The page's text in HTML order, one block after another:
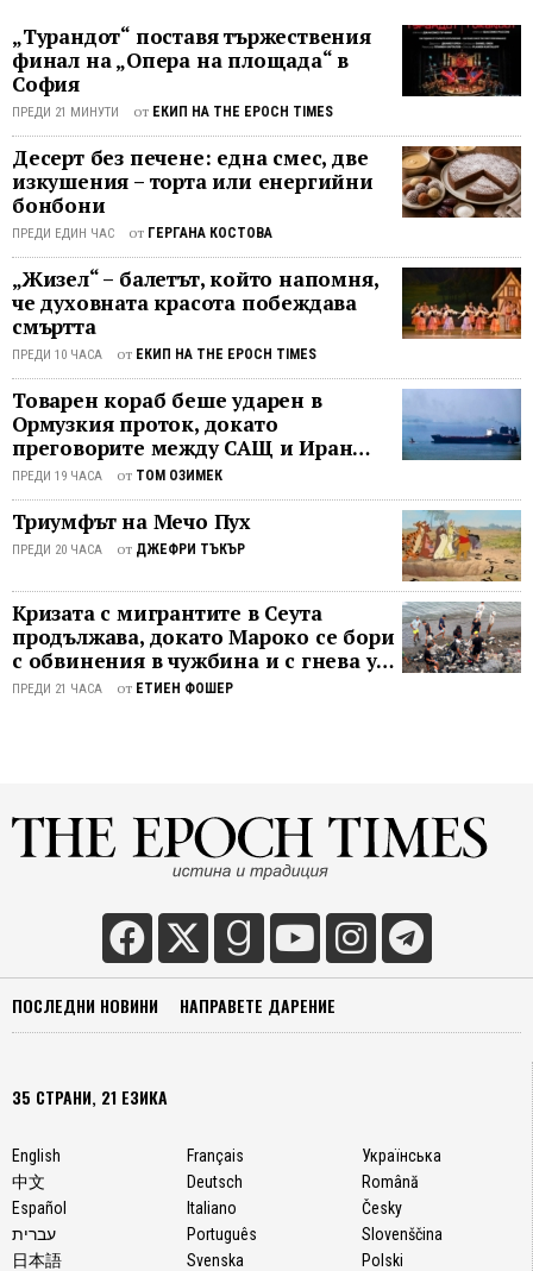
Баделка, Австрия (бронз) и Сабрина
Вега, Испания (сребро), които имаха
разходите за храна. С предприетите
действия от МТСП и Управляващия
орган на програма „Храни и основно
материално подпомагане“ към
е осигурен допълнителен финансов
ресурс, който ще позволи
удължаване на договорите с 224
общини. Настоящите споразумения,
които изтичат на 30 септември 2026
г., ще бъдат ...
„Турандот“ поставя тържествения
финал на „Опера на площада“ в
София
ПРЕДИ 21 МИНУТИ от ЕКИП НА THE EPOCH TIMES
Десерт без печене: една смес, две
изкушения – торта или енергийни
бонбони
ПРЕДИ ЕДИН ЧАС от ГЕРГАНА КОСТОВА
„Жизел“ – балетът, който напомня,
че духовната красота побеждава
смъртта
ПРЕДИ 10 ЧАСА от ЕКИП НА THE EPOCH TIMES
Товарен кораб беше ударен в
Ормузкия проток, докато
преговорите между САЩ и Иран
останаха в безизходица
ПРЕДИ 19 ЧАСА от ТОМ ОЗИМЕК
Триумфът на Мечо Пух
ПРЕДИ 20 ЧАСА от ДЖЕФРИ ТЪКЪР
Кризата с мигрантите в Сеута
продължава, докато Мароко се бори
с обвинения в чужбина и с гнева у
дома
ПРЕДИ 21 ЧАСА от ЕТИЕН ФОШЕР
ПОСЛЕДНИ НОВИНИ НАПРАВЕТЕ ДАРЕНИЕ
35 СТРАНИ, 21 ЕЗИКА
English
中文
Español
עברית
日本語
Français
Deutsch
Italiano
Português
Svenska
Українська
Română
Česky
Slovenščina
Polski